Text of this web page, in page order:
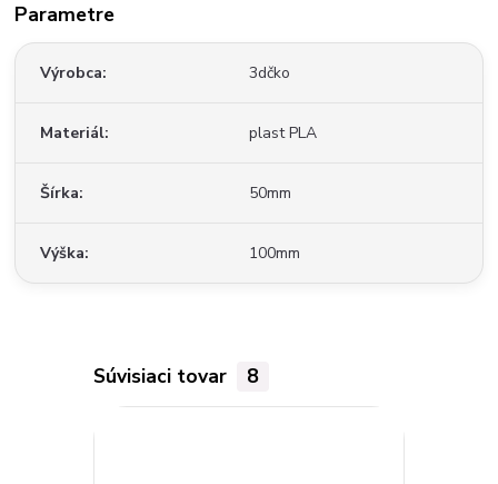
Parametre
Výrobca 3dčko
Materiál plast PLA
Šírka 50mm
Výška 100mm
Súvisiaci tovar 8